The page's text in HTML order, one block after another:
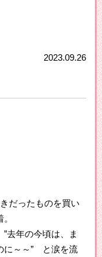
2023.09.26
だったものを買い
去年の今頃は、ま
に～～” と涙を流